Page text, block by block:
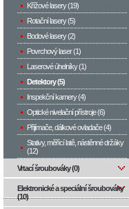
Křížové lasery (19)
Rotační lasery (5)
Bodové lasery (2)
Povrchový laser (1)
Laserové úhelníky (1)
Detektory (5)
Inspekční kamery (4)
Optické nivelační přístroje (6)
Přijímače, dálkové ovladače (4)
Stativy, měřící latě, nástěnné držáky
(12)
Vrtací šroubováky (0)
Elektronické a speciální šroubováky
(10)